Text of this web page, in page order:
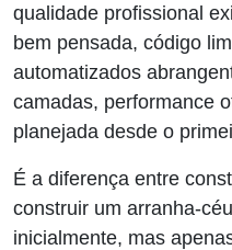
qualidade profissional
bem pensada, código
automatizados
camadas, performance
planejada desde o
É a diferença entre
construir um arranha-
inicialmente, mas